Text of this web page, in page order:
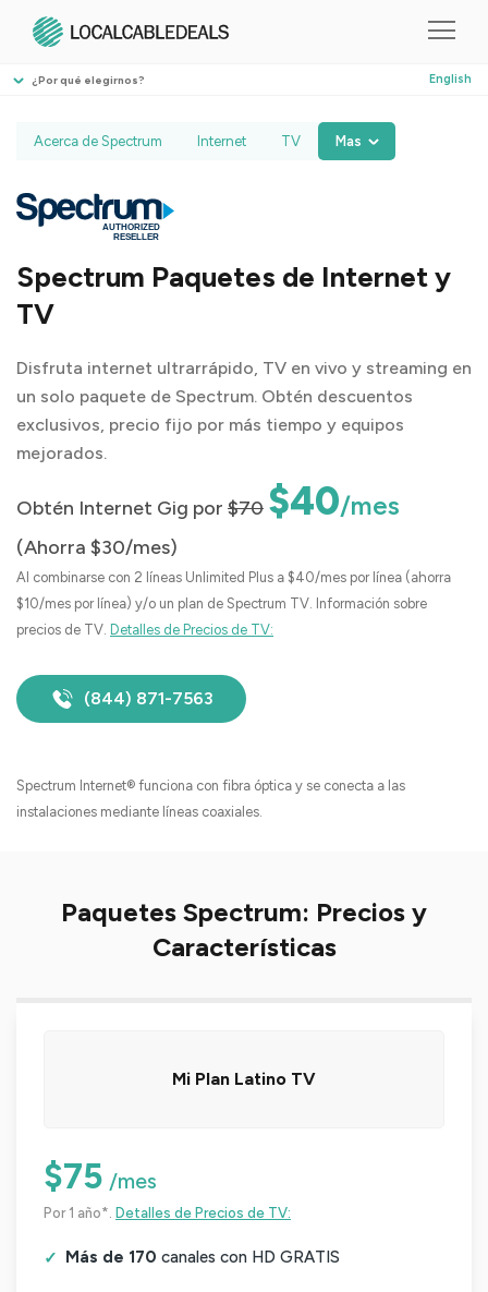
¿Por qué elegirnos? English
Acerca de Spectrum Internet TV Mas
Spectrum Paquetes de Internet y
TV
Disfruta internet ultrarrápido, TV en vivo y streaming en
un solo paquete de Spectrum. Obtén descuentos
exclusivos, precio fijo por más tiempo y equipos
mejorados.
Obtén Internet Gig por $70 $40/mes
(Ahorra $30/mes)
Al combinarse con 2 líneas Unlimited Plus a $40/mes por línea (ahorra
$10/mes por línea) y/o un plan de Spectrum TV. Información sobre
precios de TV. Detalles de Precios de TV:
(844) 871-7563
Spectrum Internet® funciona con fibra óptica y se conecta a las
instalaciones mediante líneas coaxiales.
Paquetes Spectrum: Precios y
Características
Mi Plan Latino TV
$75 /mes
Por 1 año*. Detalles de Precios de TV:
Más de 170 canales con HD GRATIS